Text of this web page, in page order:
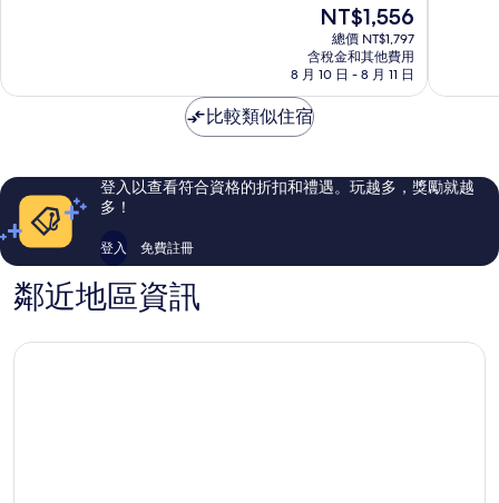
常
評
論
現
在
價
格
為
NT$1,556
總價 NT$1,797
含稅金和其他費用
8 月 10 日 - 8 月 11 日
夠
評
論
比較類似住宿
登入以查看符合資格的折扣和禮遇。玩越多，獎勵就越
多！
登入 免費註冊
鄰近地區資訊